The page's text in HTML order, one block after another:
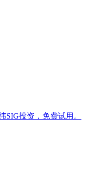
SIG投资，免费试用。